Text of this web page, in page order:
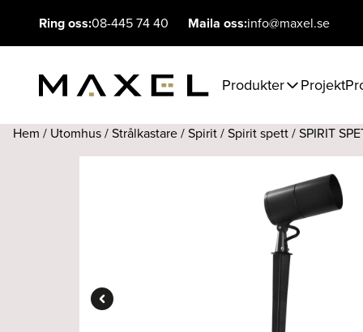
Ring oss:08-445 74 40 Maila oss:info@maxel.se
Produkter Projekt
Hem / Utomhus/Strålkastare/Spirit/Spirit spett/ SPIRIT